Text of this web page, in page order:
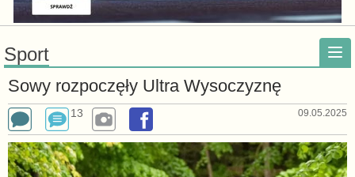
Sport
Sowy rozpoczęły Ultra Wysoczyznę
13 09.05.2025